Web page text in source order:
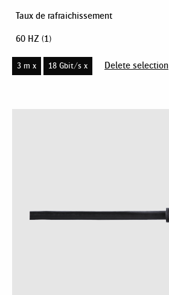
Taux de rafraichissement
60 HZ (1)
3 m x 18 Gbit/s x Delete selection